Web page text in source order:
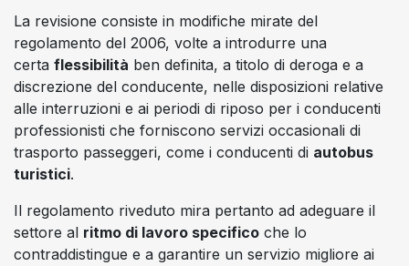
La revisione consiste in modifiche mirate del
regolamento del 2006, volte a introdurre una
certa flessibilità ben definita, a titolo di deroga e a
discrezione del conducente, nelle disposizioni relative
alle interruzioni e ai periodi di riposo per i conducenti
professionisti che forniscono servizi occasionali di
trasporto passeggeri, come i conducenti di autobus
turistici.
Il regolamento riveduto mira pertanto ad adeguare il
settore al ritmo di lavoro specifico che lo
contraddistingue e a garantire un servizio migliore ai